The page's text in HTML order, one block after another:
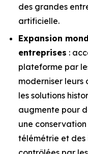
des grandes
artificielle.
Expansion
entreprises :
plateforme par
moderniser leurs
les solutions
augmente pour
une
télémétrie et des